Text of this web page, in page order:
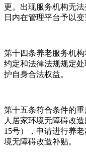
更。出现服务机构无
日内在管理平台予以变
第十四条养老服务机
约定和法律法规规定
护自身合法权益。
第十五条符合条件的
人居家环境无障碍改
15号），申请进行养
境无障碍改造补贴。